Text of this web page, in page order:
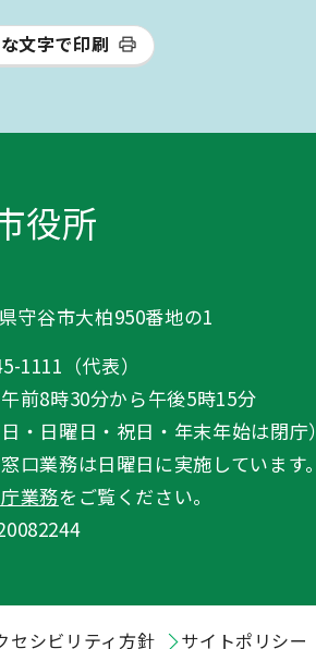
文字で印刷
役所
守谷市大柏950番地の1
1111（代表）
前8時30分から午後5時15分
日・日曜日・祝日・年末年始は閉庁）
口業務は日曜日に実施しています。
業務をご覧ください。
セシビリティ方針 サイトポリシー